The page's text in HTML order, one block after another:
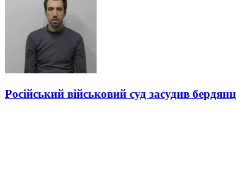
Російський військовий суд засудив